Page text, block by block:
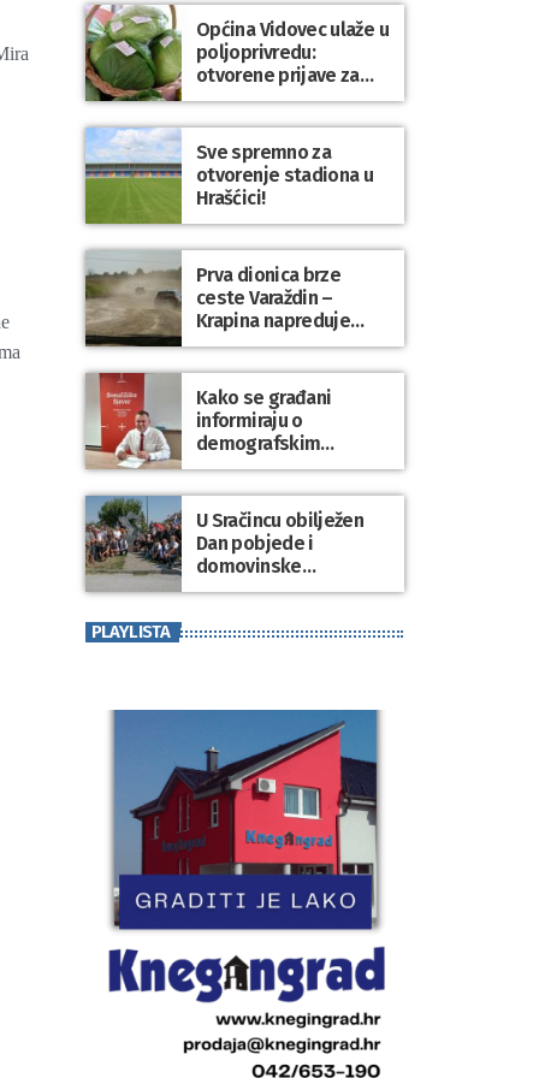
Općina Vidovec ulaže u
poljoprivredu:
otvorene prijave za
općinske potpore
Sve spremno za
otvorenje stadiona u
Hrašćici!
Prva dionica brze
ceste Varaždin –
Krapina napreduje
prema planu
Kako se građani
informiraju o
demografskim
mjerama? Sudjelujte u
istraživanju!
U Sračincu obilježen
Dan pobjede i
domovinske
zahvalnosti te Dan
PLAYLISTA